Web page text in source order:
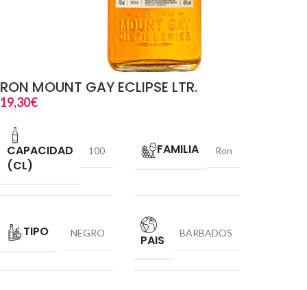
RON MOUNT GAY ECLIPSE LTR.
19,30€
CAPACIDAD
(CL)
100 FAMILIA Ron
TIPO NEGRO PAIS BARBADOS